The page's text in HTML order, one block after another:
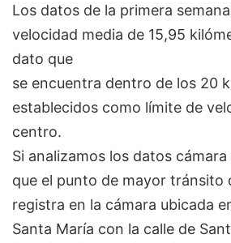
Los datos de la primera
velocidad media de 15,95
dato que
se encuentra dentro de los 20
establecidos como límite de
centro.
Si analizamos los datos
que el punto de mayor tránsito
registra en la cámara ubicada
Santa María con la calle de